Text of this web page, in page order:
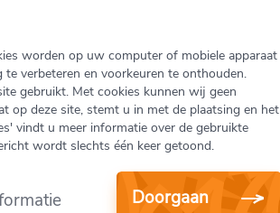
Over ons
Schade melden
worden op uw computer of mobiele apparaat
verbeteren en voorkeuren te onthouden.
gebruikt. Met cookies kunnen wij geen
op deze site, stemt u in met de plaatsing en het
vindt u meer informatie over de gebruikte
wordt slechts één keer getoond.
Doorgaan